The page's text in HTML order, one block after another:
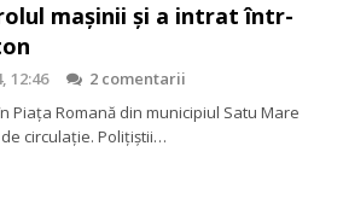
mașinii și a intrat într-
12:46
2 comentarii
Piaţa Romană din municipiul Satu Mare
circulaţie. Poliţiştii…